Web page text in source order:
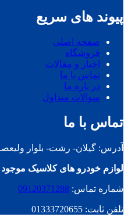
پیوند های سریع
صفحه اصلی
فروشگاه
اخبار و مقالات
تماس با ما
در باره ما
سوالات متداول
تماس با ما
آدرس: گیلان- رشت- بلوار
لوازم خودرو های کلاسیک
شماره تماس: 09120371288
تلفن ثابت: 01333720655